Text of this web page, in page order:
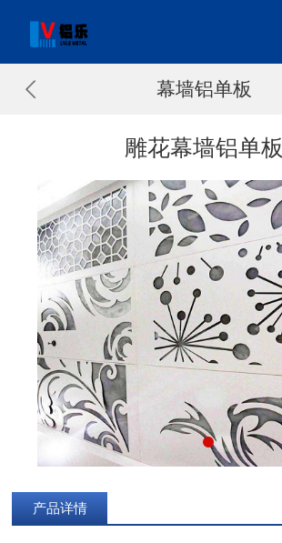
幕墙铝单板
雕花幕墙铝单板
产品详情